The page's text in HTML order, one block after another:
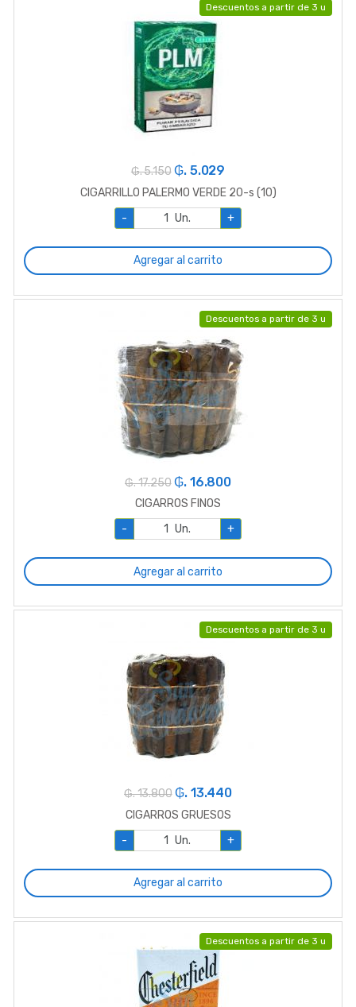
Descuentos a partir de 3 u
₲. 5.150 ₲. 5.029
CIGARRILLO PALERMO VERDE 20-s (10)
-
Un. +
Agregar al carrito
Descuentos a partir de 3 u
₲. 17.250 ₲. 16.800
CIGARROS FINOS
-
Un. +
Agregar al carrito
Descuentos a partir de 3 u
₲. 13.800 ₲. 13.440
CIGARROS GRUESOS
-
Un. +
Agregar al carrito
Descuentos a partir de 3 u